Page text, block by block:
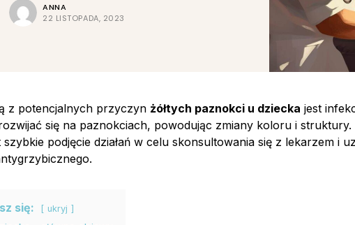
ANNA
22 LISTOPADA, 2023
z potencjalnych przyczyn żółtych paznokci u dziecka jest
się na paznokciach, powodując zmiany koloru i struktury.
podjęcie działań w celu skonsultowania się z lekarzem i
się: ukryj